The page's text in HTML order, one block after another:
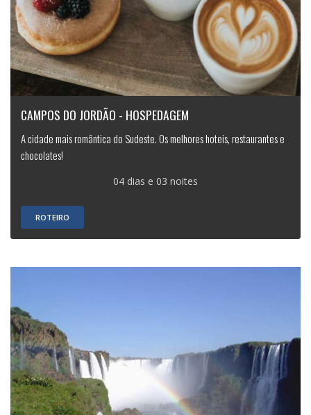
CAMPOS DO JORDÃO - HOSPEDAGEM
A cidade mais romântica do Sudeste. Os melhores hoteis, restaurantes e
chocolates!
04 dias e 03 noites
ROTEIRO